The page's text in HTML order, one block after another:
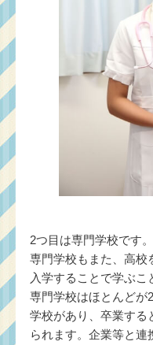
2つ目は専門学校です。
専門学校もまた、高校
入学することで学ぶこ
専門学校はほとんどが
学校があり、卒業する
られます。企業等と連